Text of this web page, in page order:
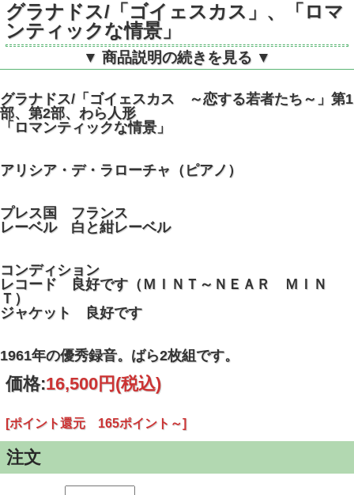
グラナドス/「ゴイェスカス」、「ロマ
ンティックな情景」
仏ERATO STU70344、70345
STEREO ばら2枚組
▼ 商品説明の続きを見る ▼
グラナドス/「ゴイェスカス ～恋する若者たち～」第1
部、第2部、わら人形
「ロマンティックな情景」
アリシア・デ・ラローチャ（ピアノ）
プレス国 フランス
レーベル 白と紺レーベル
コンディション
レコード 良好です（ＭＩＮＴ～ＮＥＡＲ ＭＩＮ
Ｔ）
ジャケット 良好です
1961年の優秀録音。ばら2枚組です。
価格:16,500円 (税込)
[ポイント還元 165ポイント～]
注文